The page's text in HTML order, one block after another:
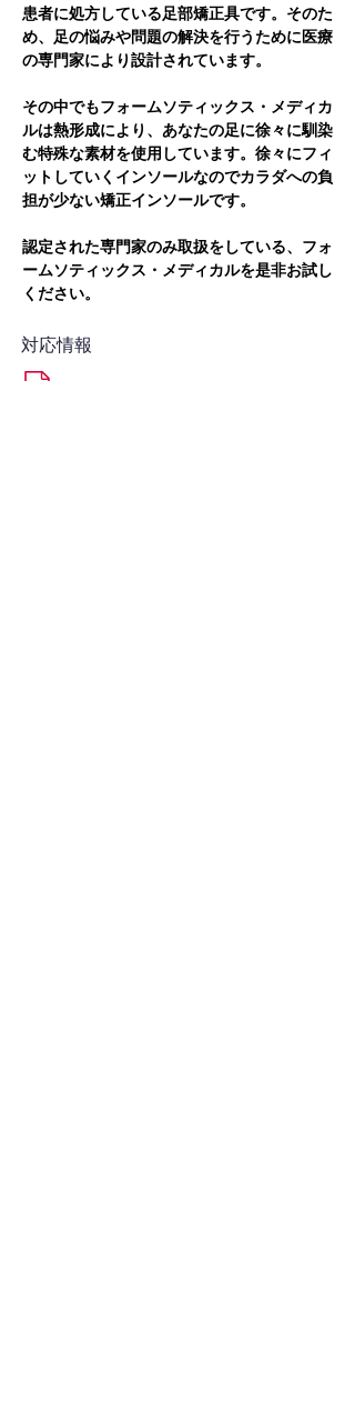
患者に処方している足部矯正具です。そのた
め、足の悩みや問題の解決を行うために医療
の専門家により設計されています。
その中でもフォームソティックス・メディカ
ルは熱形成により、あなたの足に徐々に馴染
む特殊な素材を使用しています。徐々にフィ
ットしていくインソールなのでカラダへの負
担が少ない矯正インソールです。
認定された専門家のみ取扱をしている、フォ
ームソティックス・メディカルを是非お試し
ください。
対応情報